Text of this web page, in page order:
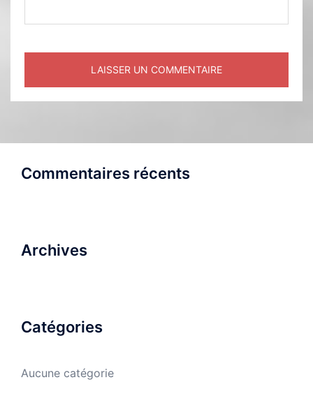
Commentaires récents
Archives
Catégories
Aucune catégorie